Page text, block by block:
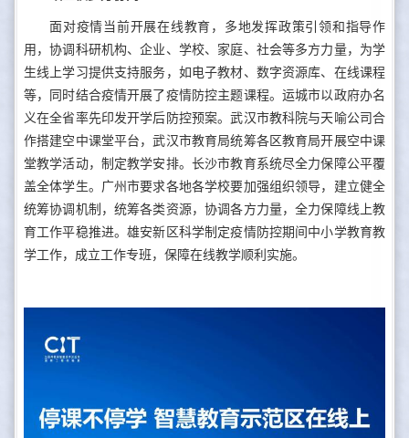
面对疫情当前开展在线教育，多地发挥政策引领和指导作
用，协调科研机构、企业、学校、家庭、社会等多方力量，为学
生线上学习提供支持服务，如电子教材、数字资源库、在线课程
等，同时结合疫情开展了疫情防控主题课程。运城市以政府办名
义在全省率先印发开学后防控预案。武汉市教科院与天喻公司合
作搭建空中课堂平台，武汉市教育局统筹各区教育局开展空中课
堂教学活动，制定教学安排。长沙市教育系统尽全力保障公平覆
盖全体学生。广州市要求各地各学校要加强组织领导，建立健全
统筹协调机制，统筹各类资源，协调各方力量，全力保障线上教
育工作平稳推进。雄安新区科学制定疫情防控期间中小学教育教
学工作，成立工作专班，保障在线教学顺利实施。